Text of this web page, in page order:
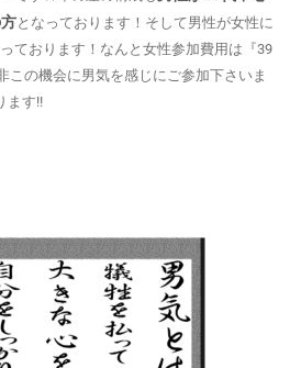
となっております！そして男性が女性に
ております！なんと女性参加費用は『39
この機会に男気を感じにご参加下さいま
ます!!